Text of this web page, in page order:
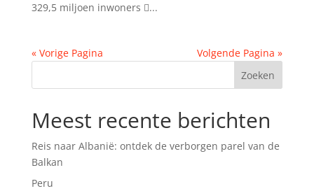
329,5 miljoen inwoners ...
« Vorige Pagina Volgende Pagina »
Meest recente berichten
Reis naar Albanië: ontdek de verborgen parel van de
Balkan
Peru